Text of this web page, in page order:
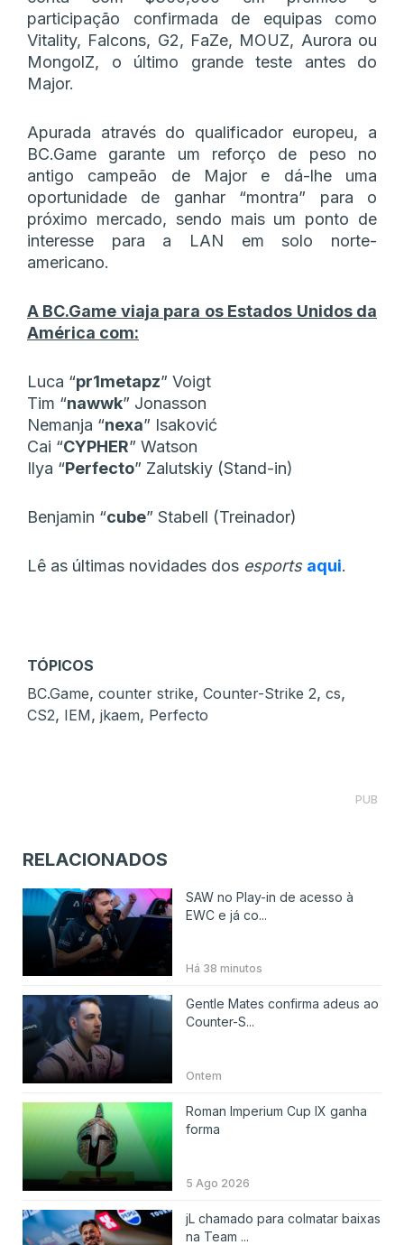
participação confirmada de equipas como
Vitality, Falcons, G2, FaZe, MOUZ, Aurora ou
MongolZ, o último grande teste antes do
Major.
Apurada através do qualificador europeu, a
BC.Game garante um reforço de peso no
antigo campeão de Major e dá-lhe uma
oportunidade de ganhar “montra” para o
próximo mercado, sendo mais um ponto de
interesse para a LAN em solo norte-
americano.
A BC.Game viaja para os Estados Unidos da
América com:
Luca “⁠pr1metapz⁠” Voigt
Tim “nawwk” Jonasson
Nemanja “nexa” Isaković
Cai “CYPHER” Watson
Ilya “Perfecto” Zalutskiy (Stand-in)
Benjamin “⁠cube⁠” Stabell (Treinador)
Lê as últimas novidades dos esports aqui.
TÓPICOS
BC.Game, counter strike, Counter-Strike 2, cs,
CS2, IEM, jkaem, Perfecto
PUB
RELACIONADOS
SAW no Play-in de acesso à
EWC e já co...
Há 38 minutos
Gentle Mates confirma adeus ao
Counter-S...
Ontem
Roman Imperium Cup IX ganha
forma
5 Ago 2026
jL chamado para colmatar baixas
na Team ...